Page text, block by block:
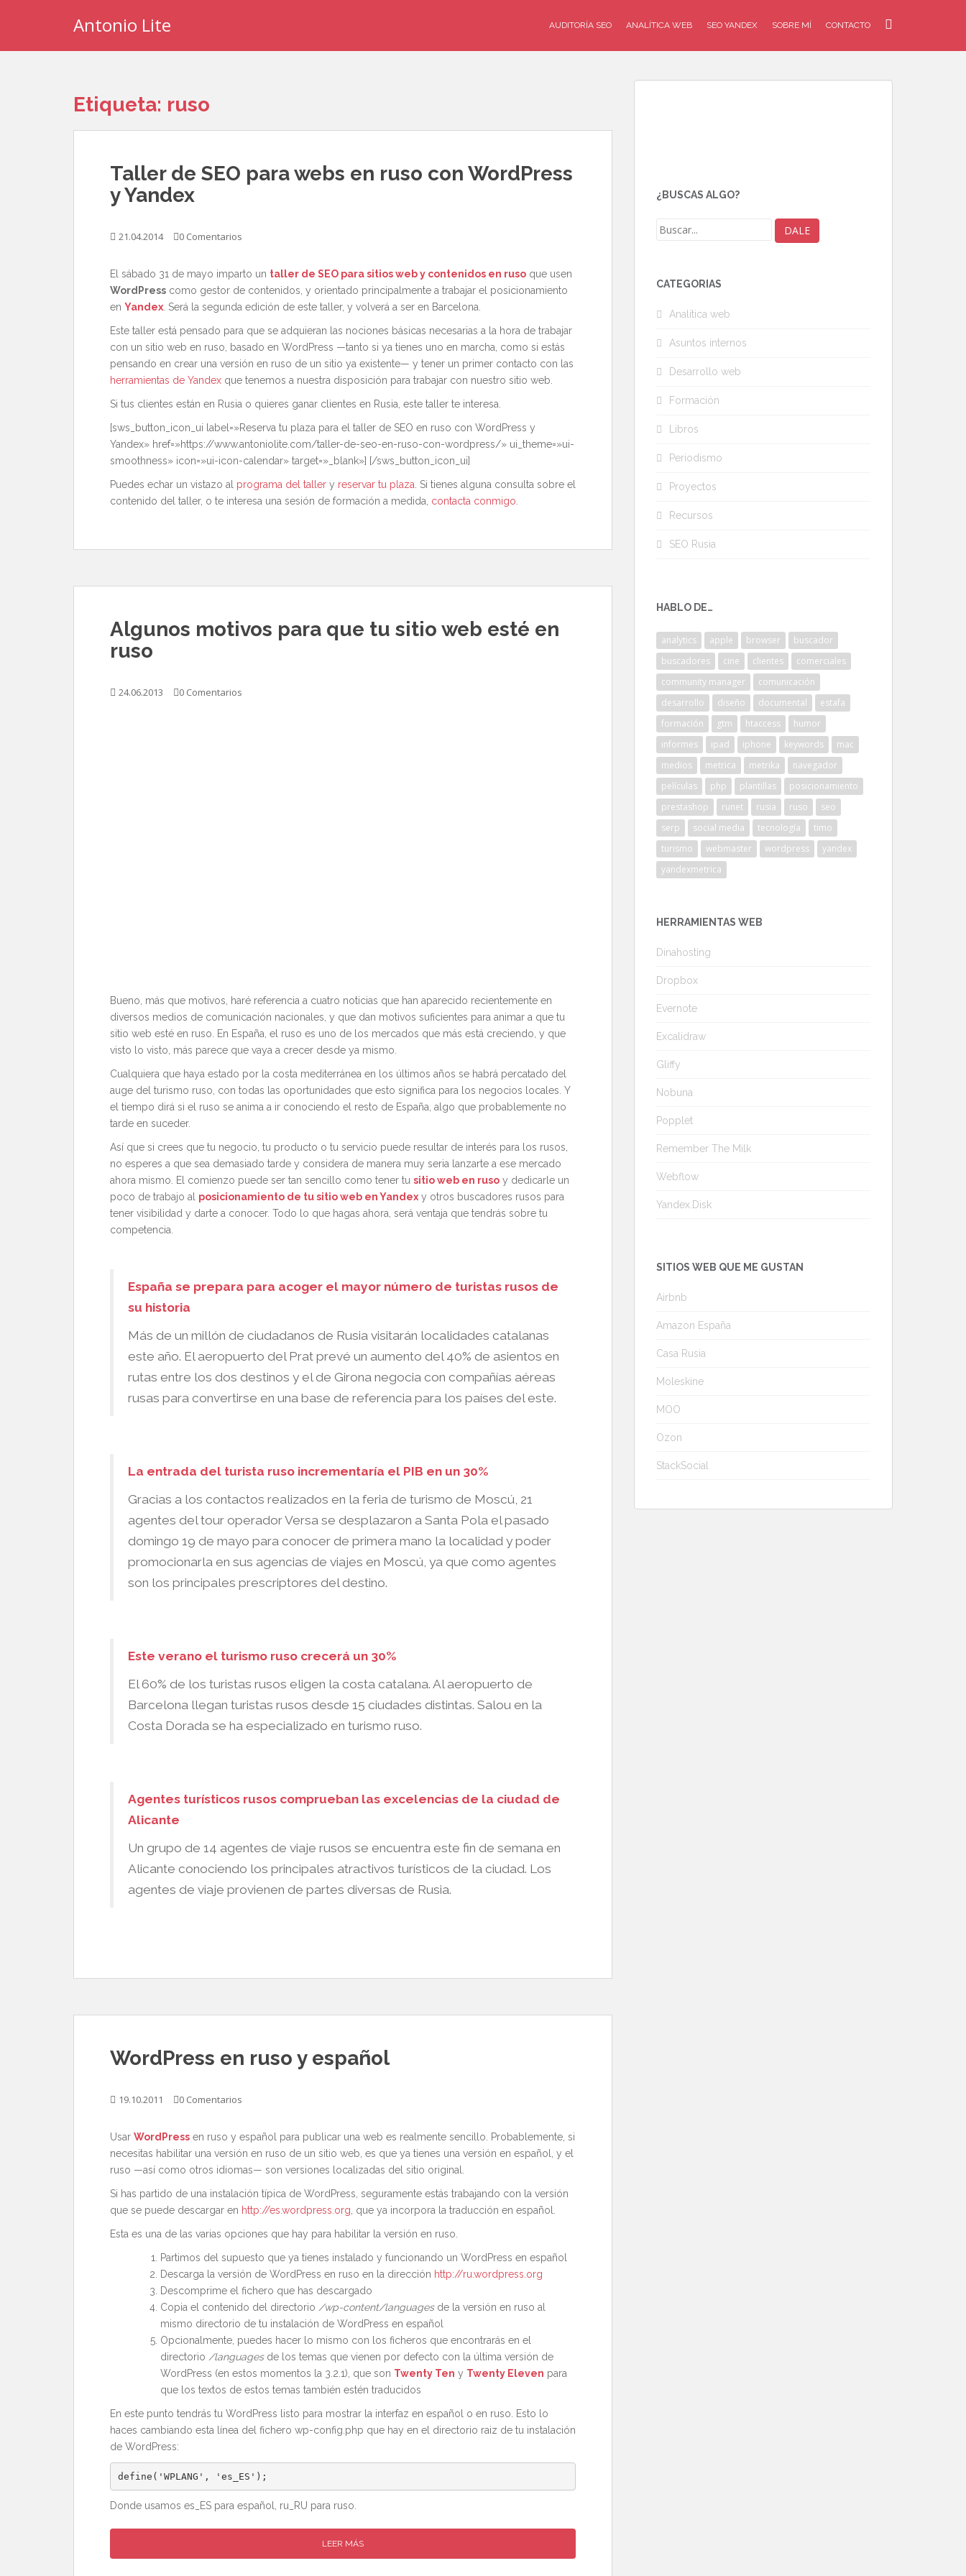
Antonio Lite AUDITORÍA SEO ANALÍTICA WEB SEO YANDEX SOBRE MÍ CONTACTO
Etiqueta: ruso
Taller de SEO para webs en ruso con WordPress
y Yandex
21.04.2014 0 Comentarios
El sábado 31 de mayo imparto un taller de SEO para sitios web y contenidos en ruso que usen
WordPress como gestor de contenidos, y orientado principalmente a trabajar el posicionamiento
en Yandex . Será la segunda edición de este taller, y volverá a ser en Barcelona.
Este taller está pensado para que se adquieran las nociones básicas necesarias a la hora de trabajar
con un sitio web en ruso, basado en WordPress —tanto si ya tienes uno en marcha, como si estás
pensando en crear una versión en ruso de un sitio ya existente— y tener un primer contacto con las
herramientas de Yandex que tenemos a nuestra disposición para trabajar con nuestro sitio web.
Si tus clientes están en Rusia o quieres ganar clientes en Rusia, este taller te interesa.
[sws_button_icon_ui label=»Reserva tu plaza para el taller de SEO en ruso con WordPress y
Yandex» href=»https://www.antoniolite.com/taller-de-seo-en-ruso-con-wordpress/» ui_theme=»ui-
smoothness» icon=»ui-icon-calendar» target=»_blank»] [/sws_button_icon_ui]
Puedes echar un vistazo al programa del taller y reservar tu plaza . Si tienes alguna consulta sobre el
contenido del taller, o te interesa una sesión de formación a medida, contacta conmigo
Algunos motivos para que tu sitio web esté en
ruso
24.06.2013 0 Comentarios
Bueno, más que motivos, haré referencia a cuatro noticias que han aparecido recientemente en
diversos medios de comunicación nacionales, y que dan motivos suficientes para animar a que tu
sitio web esté en ruso. En España, el ruso es uno de los mercados que más está creciendo, y que
visto lo visto, más parece que vaya a crecer desde ya mismo.
Cualquiera que haya estado por la costa mediterránea en los últimos años se habrá percatado del
auge del turismo ruso, con todas las oportunidades que esto significa para los negocios locales. Y
el tiempo dirá si el ruso se anima a ir conociendo el resto de España, algo que probablemente no
tarde en suceder.
Así que si crees que tu negocio, tu producto o tu servicio puede resultar de interés para los rusos,
no esperes a que sea demasiado tarde y considera de manera muy seria lanzarte a ese mercado
ahora mismo. El comienzo puede ser tan sencillo como tener tu sitio web en ruso y dedicarle un
poco de trabajo al posicionamiento de tu sitio web en Yandex y otros buscadores rusos para
tener visibilidad y darte a conocer. Todo lo que hagas ahora, será ventaja que tendrás sobre tu
competencia.
España se prepara para acoger el mayor número de turistas rusos de
su historia
Más de un millón de ciudadanos de Rusia visitarán localidades catalanas
este año. El aeropuerto del Prat prevé un aumento del 40% de asientos en
rutas entre los dos destinos y el de Girona negocia con compañías aéreas
rusas para convertirse en una base de referencia para los países del este.
La entrada del turista ruso incrementaría el PIB en un 30%
Gracias a los contactos realizados en la feria de turismo de Moscú, 21
agentes del tour operador Versa se desplazaron a Santa Pola el pasado
domingo 19 de mayo para conocer de primera mano la localidad y poder
promocionarla en sus agencias de viajes en Moscú, ya que como agentes
son los principales prescriptores del destino.
Este verano el turismo ruso crecerá un 30%
El 60% de los turistas rusos eligen la costa catalana. Al aeropuerto de
Barcelona llegan turistas rusos desde 15 ciudades distintas. Salou en la
Costa Dorada se ha especializado en turismo ruso.
Agentes turísticos rusos comprueban las excelencias de la ciudad de
Alicante
Un grupo de 14 agentes de viaje rusos se encuentra este fin de semana en
Alicante conociendo los principales atractivos turísticos de la ciudad. Los
agentes de viaje provienen de partes diversas de Rusia.
WordPress en ruso y español
19.10.2011 0 Comentarios
Usar WordPress en ruso y español para publicar una web es realmente sencillo. Probablemente, si
necesitas habilitar una versión en ruso de un sitio web, es que ya tienes una versión en español, y el
ruso —así como otros idiomas— son versiones localizadas del sitio original.
Si has partido de una instalación típica de WordPress, seguramente estás trabajando con la versión
que se puede descargar en http://es.wordpress.org , que ya incorpora la traducción en español.
Esta es una de las varias opciones que hay para habilitar la versión en ruso.
Partimos del supuesto que ya tienes instalado y funcionando un WordPress en español
Descarga la versión de WordPress en ruso en la dirección http://ru.wordpress.org
Descomprime el fichero que has descargado
Copia el contenido del directorio /wp-content/languagesde la versión en ruso al
mismo directorio de tu instalación de WordPress en español
Opcionalmente, puedes hacer lo mismo con los ficheros que encontrarás en el
directorio /languagesde los temas que vienen por defecto con la última versión de
WordPress (en estos momentos la 3.2.1), que son Twenty Ten y Twenty Eleven para
que los textos de estos temas también estén traducidos
En este punto tendrás tu WordPress listo para mostrar la interfaz en español o en ruso. Esto lo
haces cambiando esta línea del fichero wp-config.php que hay en el directorio raiz de tu instalación
de WordPress:
define ( 'WPLANG' , 'es_ES' );
Donde usamos es_ES para español, ru_RU para ruso.
LEER MÁS
¿BUSCAS ALGO?
CATEGORÍAS
Analítica web
Asuntos internos
Desarrollo web
Formación
Libros
Periodismo
Proyectos
Recursos
SEO Rusia
HABLO DE…
analytics apple browser
buscador
buscadores
cine clientes
comerciales
community manager
comunicación
desarrollo
diseño documental
estafa
formación
gtm htaccess
humor
informes
ipad iphone keywords
mac
medios
metrica metrika
navegador
películas
php plantillas
posicionamiento
prestashop
runet rusia ruso
seo
serp
social media tecnología
timo
turismo
webmaster wordpress
yandex
yandexmetrica
HERRAMIENTAS WEB
Dinahosting
Dropbox
Evernote
Excalidraw
Gliffy
Nobuna
Popplet
Remember The Milk
Webflow
Yandex.Disk
SITIOS WEB QUE ME GUSTAN
Airbnb
Amazon España
Casa Rusia
Moleskine
MOO
Ozon
StackSocial